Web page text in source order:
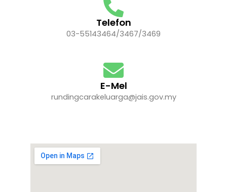
Telefon
03-55143464/3467/3469
E-Mel
rundingcarakeluarga@jais.gov.my